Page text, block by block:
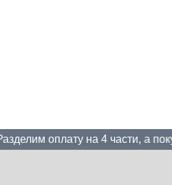
оплату на 4 части, а